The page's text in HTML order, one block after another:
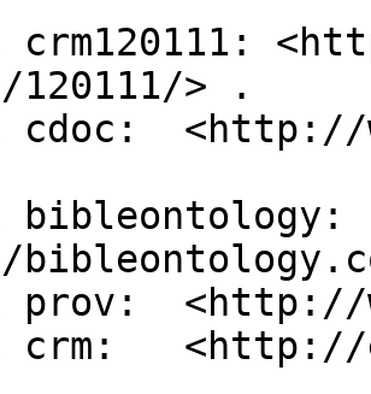
crm120111:
120111/> .
cdoc:  <http://
bibleontology:
prov:  <http://
crm:   <http://